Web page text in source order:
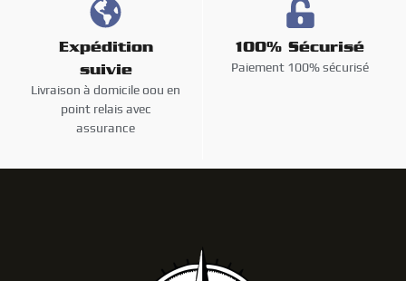
Expédition
suivie
Livraison à domicile oou en
point relais avec
assurance
100% Sécurisé
Paiement 100% sécurisé